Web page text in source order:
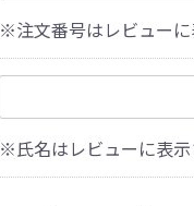
※注文番号はレビューに
※氏名はレビューに表示